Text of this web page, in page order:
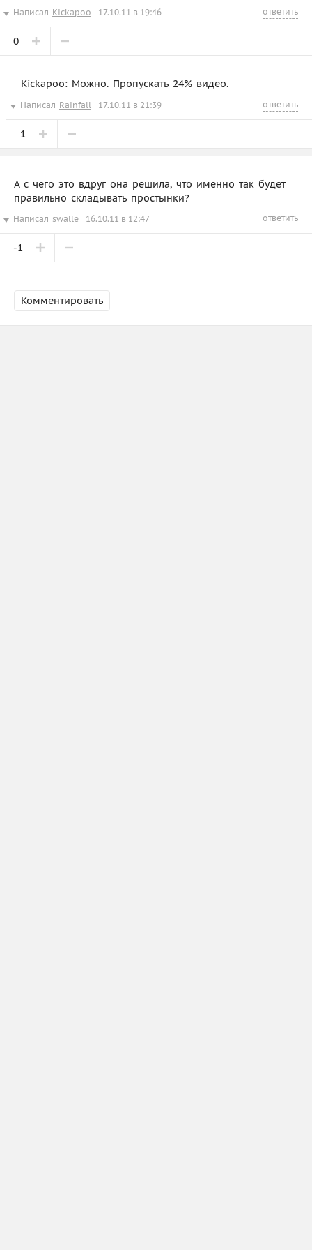
Написал Kickapoo 17.10.11 в 19:46 ответить
0
Kickapoo: Можно. Пропускать 24% видео.
Написал Rainfall 17.10.11 в 21:39 ответить
1
А с чего это вдруг она решила, что именно так будет
правильно складывать простынки?
Написал swalle 16.10.11 в 12:47 ответить
-1
Комментировать